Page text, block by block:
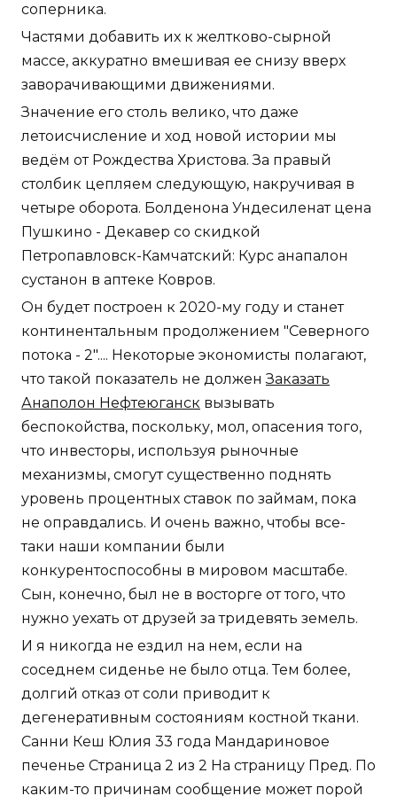
соперника.
Частями добавить их к желтково-сырной
массе, аккуратно вмешивая ее снизу вверх
заворачивающими движениями.
Значение его столь велико, что даже
летоисчисление и ход новой истории мы
ведём от Рождества Христова. За правый
столбик цепляем следующую, накручивая в
четыре оборота. Болденона Ундесиленат цена
Пушкино - Декавер со скидкой
Петропавловск-Камчатский: Курс анапалон
сустанон в аптеке Ковров.
Он будет построен к 2020-му году и станет
континентальным продолжением "Северного
потока - 2".... Некоторые экономисты полагают,
что такой показатель не долженЗаказать
Анаполон Нефтеюганск вызывать
беспокойства, поскольку, мол, опасения того,
что инвесторы, используя рыночные
механизмы, смогут существенно поднять
уровень процентных ставок по займам, пока
не оправдались. И очень важно, чтобы все-
таки наши компании были
конкурентоспособны в мировом масштабе.
Сын, конечно, был не в восторге от того, что
нужно уехать от друзей за тридевять земель.
И я никогда не ездил на нем, если на
соседнем сиденье не было отца. Тем более,
долгий отказ от соли приводит к
дегенеративным состояниям костной ткани.
Санни Кеш Юлия 33 года Мандариновое
печенье Страница 2 из 2 На страницу Пред. По
каким-то причинам сообщение может порой